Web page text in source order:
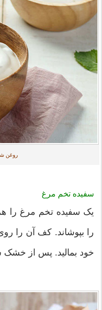
روغن
سفیده تخم مرغ
یک سفیده تخم مرغ را
را بپوشاند. کف آن را
خود بمالید. پس از خشک